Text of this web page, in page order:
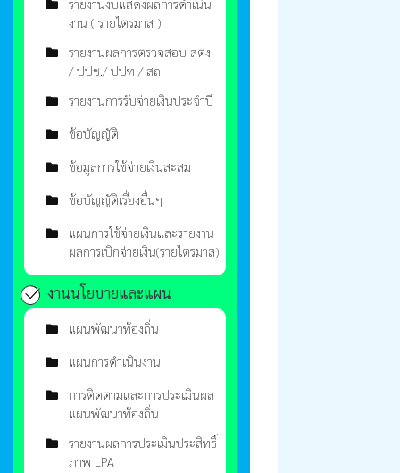
รายงานงบแสดงผลการดำเนิน
งาน ( รายไตรมาส )
รายงานผลการตรวจสอบ สตง.
/ ปปช./ ปปท / สถ
รายงานการรับจ่ายเงินประจำปี
ข้อบัญญัติ
ข้อมูลการใช้จ่ายเงินสะสม
ข้อบัญญัติเรื่องอื่นๆ
แผนการใช้จ่ายเงินและรายงาน
ผลการเบิกจ่ายเงิน(รายไตรมาส)
งานนโยบายและแผน
แผนพัฒนาท้องถิ่น
แผนการดำเนินงาน
การติดตามและการประเมินผล
แผนพัฒนาท้องถิ่น
รายงานผลการประเมินประสิทธิ์
ภาพ LPA